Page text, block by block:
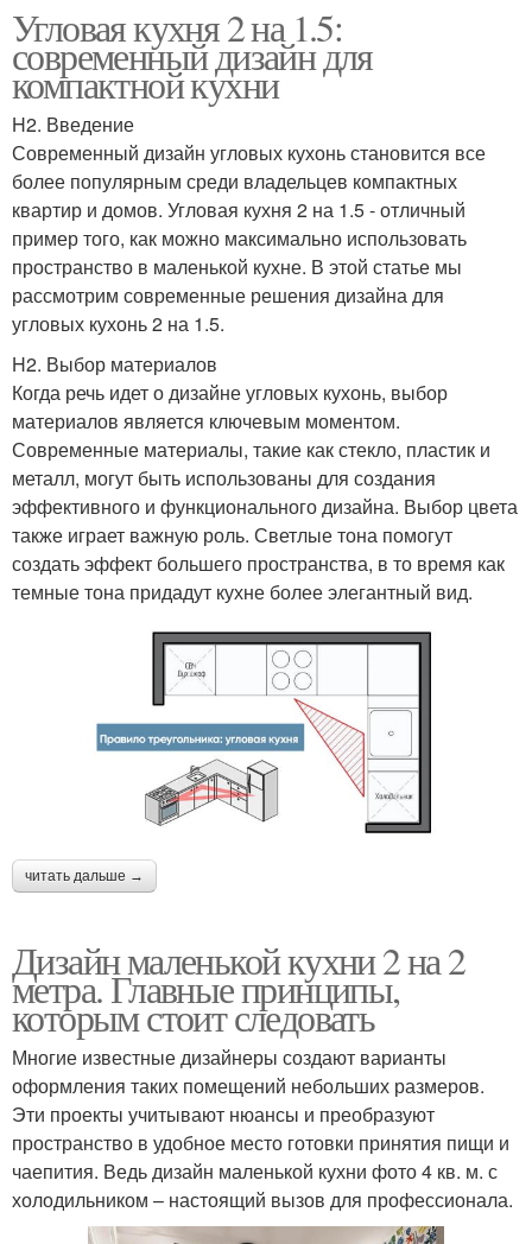
Угловая кухня 2 на 1.5:
современный дизайн для
компактной кухни
H2. Введение
Современный дизайн угловых кухонь становится все
более популярным среди владельцев компактных
квартир и домов. Угловая кухня 2 на 1.5 - отличный
пример того, как можно максимально использовать
пространство в маленькой кухне. В этой статье мы
рассмотрим современные решения дизайна для
угловых кухонь 2 на 1.5.
H2. Выбор материалов
Когда речь идет о дизайне угловых кухонь, выбор
материалов является ключевым моментом.
Современные материалы, такие как стекло, пластик и
металл, могут быть использованы для создания
эффективного и функционального дизайна. Выбор цвета
также играет важную роль. Светлые тона помогут
создать эффект большего пространства, в то время как
темные тона придадут кухне более элегантный вид.
читать дальше →
Дизайн маленькой кухни 2 на 2
метра. Главные принципы,
которым стоит следовать
Многие известные дизайнеры создают варианты
оформления таких помещений небольших размеров.
Эти проекты учитывают нюансы и преобразуют
пространство в удобное место готовки принятия пищи и
чаепития. Ведь дизайн маленькой кухни фото 4 кв. м. с
холодильником – настоящий вызов для профессионала.